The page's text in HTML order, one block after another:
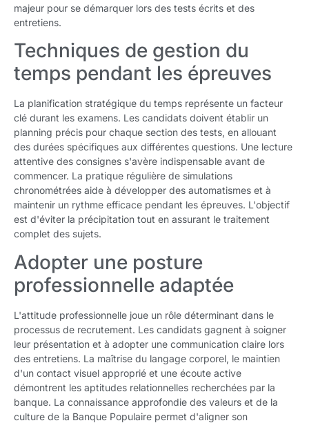
majeur pour se démarquer lors des tests écrits et des
entretiens.
Techniques de gestion du
temps pendant les épreuves
La planification stratégique du temps représente un facteur
clé durant les examens. Les candidats doivent établir un
planning précis pour chaque section des tests, en allouant
des durées spécifiques aux différentes questions. Une lecture
attentive des consignes s'avère indispensable avant de
commencer. La pratique régulière de simulations
chronométrées aide à développer des automatismes et à
maintenir un rythme efficace pendant les épreuves. L'objectif
est d'éviter la précipitation tout en assurant le traitement
complet des sujets.
Adopter une posture
professionnelle adaptée
L'attitude professionnelle joue un rôle déterminant dans le
processus de recrutement. Les candidats gagnent à soigner
leur présentation et à adopter une communication claire lors
des entretiens. La maîtrise du langage corporel, le maintien
d'un contact visuel approprié et une écoute active
démontrent les aptitudes relationnelles recherchées par la
banque. La connaissance approfondie des valeurs et de la
culture de la Banque Populaire permet d'aligner son